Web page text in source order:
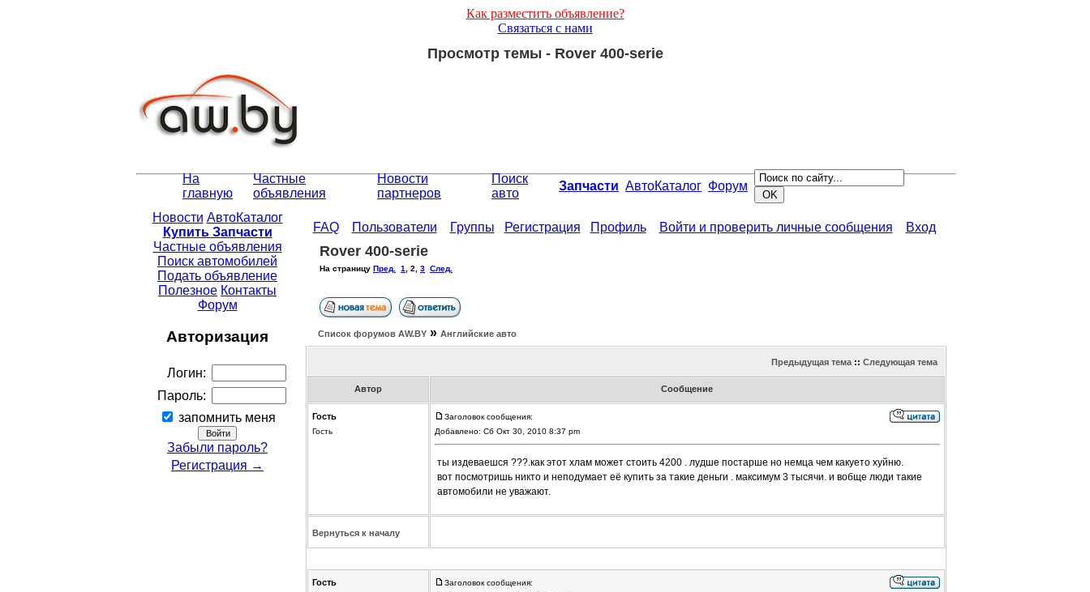
Как разместить объявление?
Связаться с нами
Просмотр темы - Rover 400-serie
На
главную
Частные
объявления
Новости
партнеров
Поиск
авто
Запчасти АвтоКаталог Форум
Новости АвтоКаталог
Купить Запчасти
Частные объявления
Поиск автомобилей
Подать объявление
Полезное Контакты
Форум
Авторизация
Логин:
Пароль:
запомнить меня
Забыли пароль?
Регистрация →
FAQ Пользователи Группы Регистрация Профиль Войти и проверить личные сообщения Вход
Rover 400-serie
На страницу Пред. 1 2 3 След.
Список форумов АW.BY» Английские авто
Предыдущая тема:: Следующая тема
Автор Сообщение
Гость
Гость
Заголовок сообщения:
Добавлено: Сб Окт 30, 2010 8:37 pm
ты издеваешся ???.как этот хлам может стоить 4200 . лудше постарше но немца чем какуето хуйню.
вот посмотришь никто и неподумает её купить за такие деньги . максимум 3 тысячи. и вобще люди такие
автомобили не уважают.
Вернуться к началу
Гость
Заголовок сообщения: